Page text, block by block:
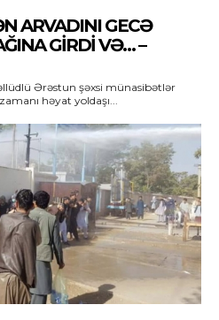
ARVADINI GECƏ
GIRDI VƏ… –
Ərəstun şəxsi münasibətlər
həyat yoldaşı...